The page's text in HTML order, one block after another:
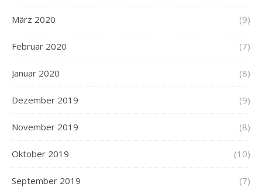
März 2020 (9)
Februar 2020 (7)
Januar 2020 (8)
Dezember 2019 (9)
November 2019 (8)
Oktober 2019 (10)
September 2019 (7)